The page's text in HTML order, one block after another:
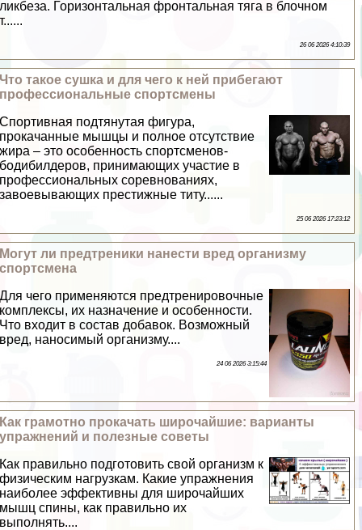
ликбеза. Горизонтальная фронтальная тяга в блочном
т......
26 06 2026 4:10:39
Что такое сушка и для чего к ней прибегают
профессиональные спортсмены
Спортивная подтянутая фигура,
прокачанные мышцы и полное отсутствие
жира – это особенность спортсменов-
бодибилдеров, принимающих участие в
профессиональных соревнованиях,
завоевывающих престижные титу......
25 06 2026 17:23:12
Могут ли предтреники нанести вред организму
спортсмена
Для чего применяются предтренировочные
комплексы, их назначение и особенности.
Что входит в состав добавок. Возможный
вред, наносимый организму....
24 06 2026 3:15:44
Как грамотно прокачать широчайшие: варианты
упражнений и полезные советы
Как правильно подготовить свой организм к
физическим нагрузкам. Какие упражнения
наиболее эффективны для широчайших
мышц спины, как правильно их
выполнять....